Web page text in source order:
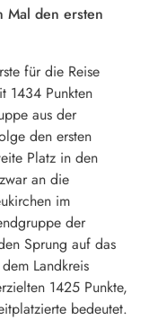
Mal den ersten
für die Reise
1434 Punkten
aus der
den ersten
Platz in den
an die
im
der
Sprung auf das
Landkreis
1425 Punkte,
bedeutet.